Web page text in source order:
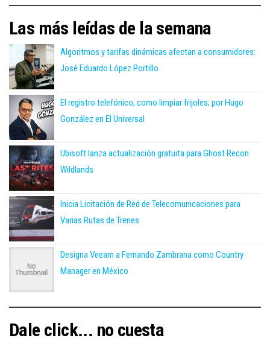
Las más leídas de la semana
Algoritmos y tarifas dinámicas afectan a consumidores:
José Eduardo López Portillo
El registro telefónico, como limpiar frijoles; por Hugo
González en El Universal
Ubisoft lanza actualización gratuita para Ghost Recon
Wildlands
Inicia Licitación de Red de Telecomunicaciones para
Varias Rutas de Trenes
Designa Veeam a Fernando Zambrana como Country
Manager en México
Dale click... no cuesta